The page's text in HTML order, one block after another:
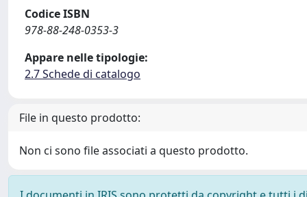
Codice ISBN
978-88-248-0353-3
Appare nelle tipologie:
2.7 Schede di catalogo
File in questo prodotto:
Non ci sono file associati a questo prodotto.